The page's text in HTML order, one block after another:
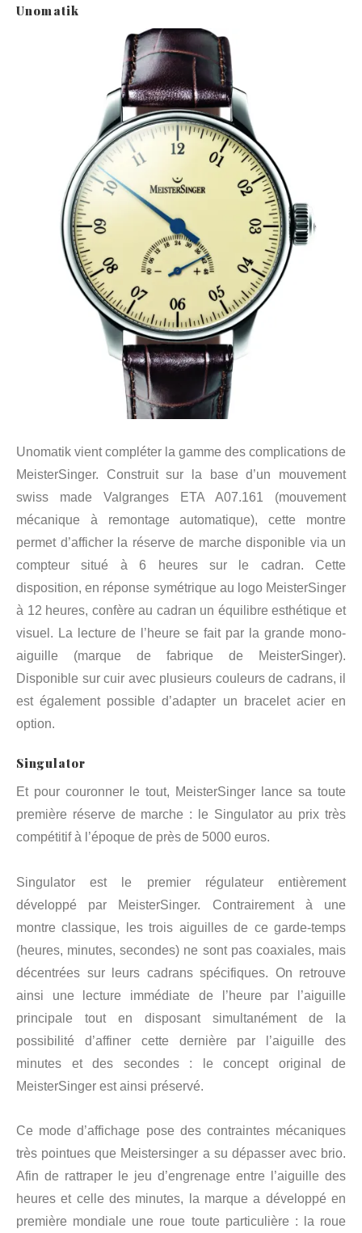
Unomatik
Unomatik vient compléter la gamme des complications de
MeisterSinger. Construit sur la base d’un mouvement
swiss made Valgranges ETA A07.161 (mouvement
mécanique à remontage automatique), cette montre
permet d’afficher la réserve de marche disponible via un
compteur situé à 6 heures sur le cadran. Cette
disposition, en réponse symétrique au logo MeisterSinger
à 12 heures, confère au cadran un équilibre esthétique et
visuel. La lecture de l’heure se fait par la grande mono-
aiguille (marque de fabrique de MeisterSinger).
Disponible sur cuir avec plusieurs couleurs de cadrans, il
est également possible d’adapter un bracelet acier en
option.
Singulator
Et pour couronner le tout, MeisterSinger lance sa toute
première réserve de marche : le Singulator au prix très
compétitif à l’époque de près de 5000 euros.
Singulator est le premier régulateur entièrement
développé par MeisterSinger. Contrairement à une
montre classique, les trois aiguilles de ce garde-temps
(heures, minutes, secondes) ne sont pas coaxiales, mais
décentrées sur leurs cadrans spécifiques. On retrouve
ainsi une lecture immédiate de l’heure par l’aiguille
principale tout en disposant simultanément de la
possibilité d’affiner cette dernière par l’aiguille des
minutes et des secondes : le concept original de
MeisterSinger est ainsi préservé.
Ce mode d’affichage pose des contraintes mécaniques
très pointues que Meistersinger a su dépasser avec brio.
Afin de rattraper le jeu d’engrenage entre l’aiguille des
heures et celle des minutes, la marque a développé en
première mondiale une roue toute particulière : la roue